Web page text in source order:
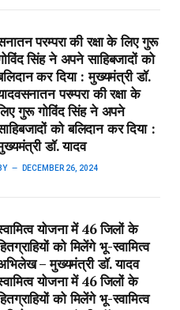
परम्परा की रक्षा के लिए गुरू
सिंह ने अपने साहिबजादों को
कर दिया : मुख्यमंत्री डॉ.
परम्परा की रक्षा के
गुरू गोविंद सिंह ने अपने
को बलिदान कर दिया :
डॉ. यादव
DECEMBER 26, 2024
योजना में 46 जिलों के
को मिलेंगे भू-स्वामित्व
– मुख्यमंत्री डॉ. यादव​
योजना में 46 जिलों के
को मिलेंगे भू-स्वामित्व